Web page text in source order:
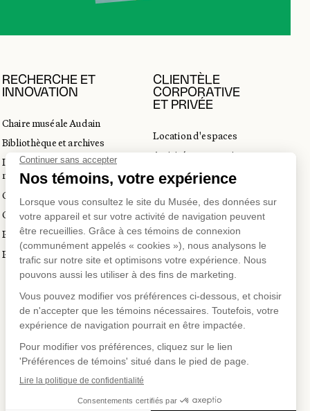
RECHERCHE ET
INNOVATION
Chaire muséale Audain
Bibliothèque et archives
Incubateur d’innovations
muséales
Guide de numérisation 3D
Commandes d'images
Prix en art actuel
Prix Lynne-Cohen
CLIENTÈLE
CORPORATIVE
ET PRIVÉE
Location d'espaces
Activités corporatives
Location d'œuvres
du tourisme
SUR